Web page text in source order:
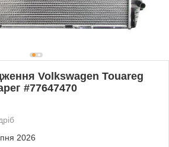
Volkswagen Touareg
#77647470
2026